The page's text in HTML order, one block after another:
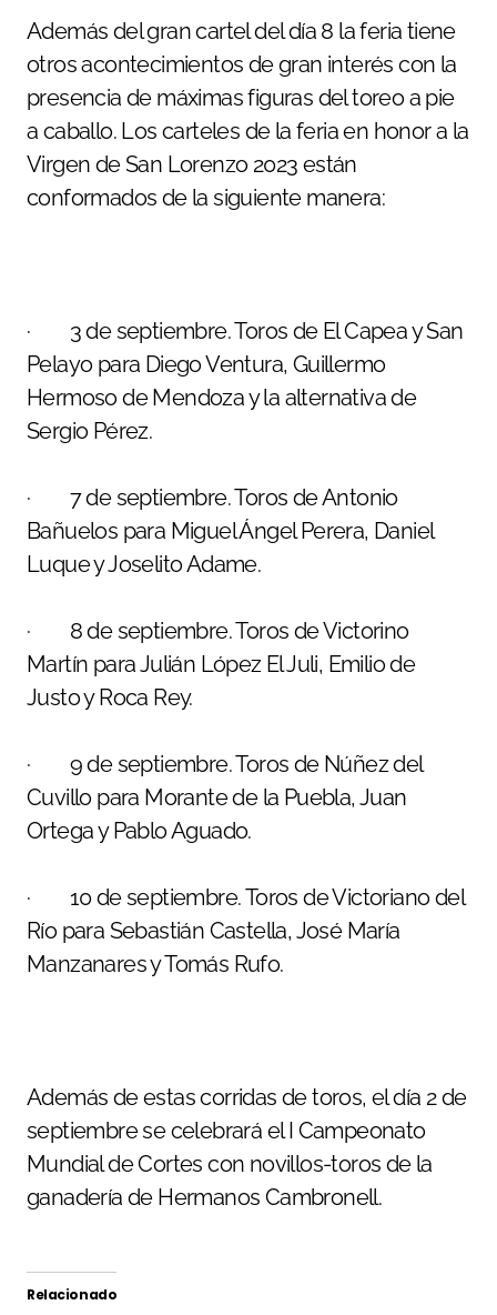
Además del gran cartel del día 8 la feria tiene
otros acontecimientos de gran interés con la
presencia de máximas figuras del toreo a pie
a caballo. Los carteles de la feria en honor a la
Virgen de San Lorenzo 2023 están
conformados de la siguiente manera:
· 3 de septiembre. Toros de El Capea y San
Pelayo para Diego Ventura, Guillermo
Hermoso de Mendoza y la alternativa de
Sergio Pérez.
· 7 de septiembre. Toros de Antonio
Bañuelos para Miguel Ángel Perera, Daniel
Luque y Joselito Adame.
· 8 de septiembre. Toros de Victorino
Martín para Julián López El Juli, Emilio de
Justo y Roca Rey.
· 9 de septiembre. Toros de Núñez del
Cuvillo para Morante de la Puebla, Juan
Ortega y Pablo Aguado.
· 10 de septiembre. Toros de Victoriano del
Río para Sebastián Castella, José María
Manzanares y Tomás Rufo.
Además de estas corridas de toros, el día 2 de
septiembre se celebrará el I Campeonato
Mundial de Cortes con novillos-toros de la
ganadería de Hermanos Cambronell.
Relacionado